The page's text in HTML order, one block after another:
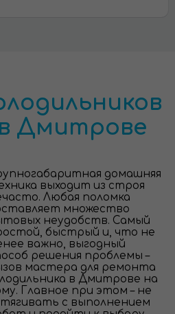
Дмитрове
домашняя
выходит из строя
Любая поломка
множество
неудобств. Самый
быстрый и, что не
важно, выгодный
решения проблемы –
мастера для ремонта
в Дмитрове на
Главное при этом – не
с выполнением